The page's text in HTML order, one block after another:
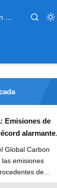
Infoterio es un medio digital dedicado a las noticias científicas, con artículos extensos y bien documentados sobre salud, medioambiente, tecnología, espacio, psicología, evolución y más. Nuestro objetivo es hacer accesible el conocimiento científico a lectores de habla hispana en todo el mundo, con información actualizada, fuentes confiables y explicaciones claras que conectan la ciencia con la vida cotidiana.
Emisiones de
alarmante
Global Carbon
emisiones
de
alcanzado un